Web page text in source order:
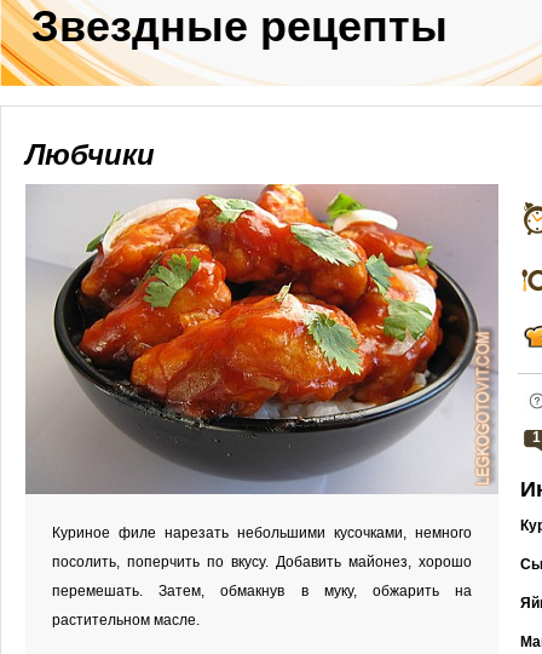
Звездные рецепты
Любчики
Куриное филе нарезать небольшими кусочками, немного
посолить, поперчить по вкусу. Добавить майонез, хорошо
перемешать. Затем, обмакнув в муку, обжарить на
растительном масле.
1